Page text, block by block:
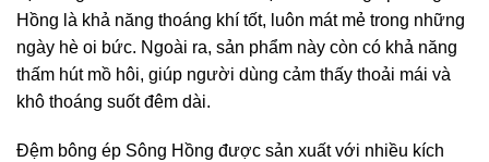
Hồng là khả năng thoáng khí tốt, luôn mát mẻ trong những
ngày hè oi bức. Ngoài ra, sản phẩm này còn có khả năng
thấm hút mồ hôi, giúp người dùng cảm thấy thoải mái và
khô thoáng suốt đêm dài.
Đệm bông ép Sông Hồng được sản xuất với nhiều kích